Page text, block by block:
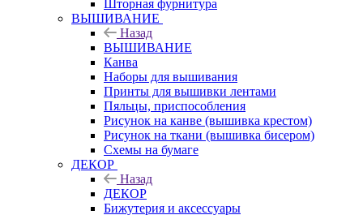
Шторная фурнитура
ВЫШИВАНИЕ
Назад
ВЫШИВАНИЕ
Канва
Наборы для вышивания
Принты для вышивки лентами
Пяльцы, приспособления
Рисунок на канве (вышивка крестом)
Рисунок на ткани (вышивка бисером)
Схемы на бумаге
ДЕКОР
Назад
ДЕКОР
Бижутерия и аксессуары